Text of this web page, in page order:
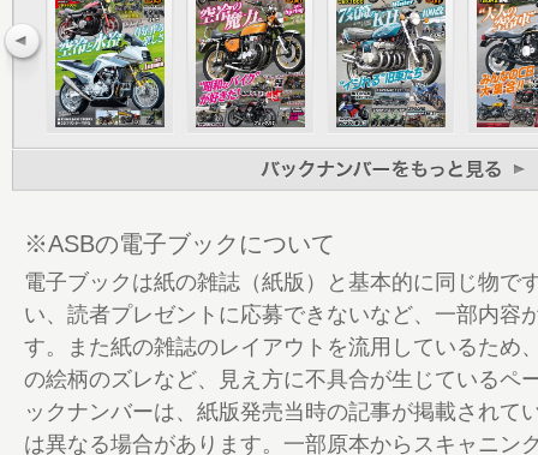
28 カスタムシーンを沸かせたあのブラン
プロ
32 TAJIMA ENGINEERING CB1100R(RC)
を、再び現代に 最新マシンに迫る俊敏な
35 旧車ライフを思い切り楽しむチーム「√
41 おれの街のバイク自慢
52 みんなの愛車、チーム大募集!!!
54 目次
55 BIG HON本舗のバイク探訪
59 G-ワークスバイク工作室
63 ザ☆チバラギFXミーティング
67 埼玉県小鹿野町バイクツーリングガイド
71 GAG＆ミニレプリカMEETING
※ASBの電子ブックについて
電子ブックは紙の雑誌（紙版）と基本的に同じ物で
い、読者プレゼントに応募できないなど、一部内容
す。また紙の雑誌のレイアウトを流用しているため
の絵柄のズレなど、見え方に不具合が生じているペ
ックナンバーは、紙版発売当時の記事が掲載されて
は異なる場合があります。一部原本からスキャニン